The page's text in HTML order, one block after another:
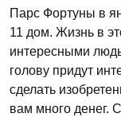
Парс Фортуны в
11 дом. Жизнь в
интересными
голову придут
сделать
вам много денег.